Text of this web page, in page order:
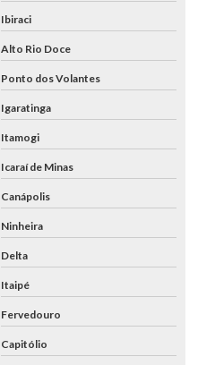
Ibiraci
Alto Rio Doce
Ponto dos Volantes
Igaratinga
Itamogi
Icaraí de Minas
Canápolis
Ninheira
Delta
Itaipé
Fervedouro
Capitólio